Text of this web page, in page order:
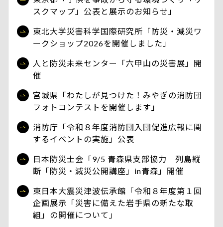
スクマップ」公表と展示のお知らせ」
東北大学災害科学国際研究所「防災・減災ワ
ークショップ2026を開催しました」
人と防災未来センター「六甲山の災害展」開
催
宮城県「わたしが見つけた！みやぎの消防団
フォトコンテストを開催します」
消防庁「令和８年度消防団入団促進広報に関
するイベントの実施」公表
日本防災士会「9/5 青森県支部協力 列島縦
断「防災・減災公開講座」in青森」開催
東日本大震災津波伝承館「令和８年度第１回
企画展示「災害に備えた岩手県の新たな取
組」の開催について」